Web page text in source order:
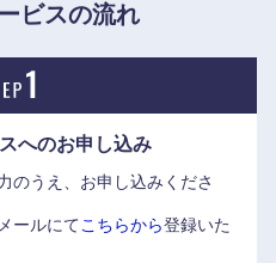
ビスの流れ
へのお申し込み
のうえ、お申し込みくださ
ールにてこちらから登録いた